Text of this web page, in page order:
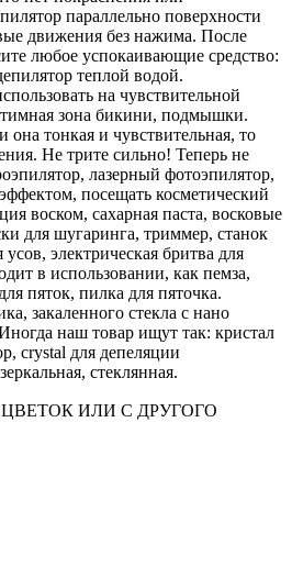
параллельно поверхности
движения без нажима. После
любое успокаивающие средство:
теплой водой.
на чувствительной
зона бикини, подмышки.
она тонкая и чувствительная, то
Не трите сильно! Теперь не
лазерный фотоэпилятор,
посещать косметический
воском, сахарная паста, восковые
для шугаринга, триммер, станок
электрическая бритва для
в использовании, как пемза,
пяток, пилка для пяточка.
закаленного стекла с нано
наш товар ищут так: кристал
crystal для депеляции
стеклянная.
ИЛИ С ДРУГОГО